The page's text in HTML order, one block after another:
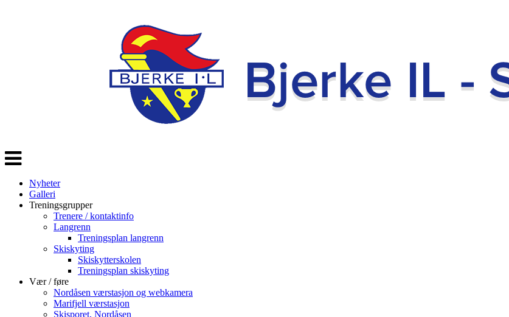
Veksle
navigasjon
Nyheter
Galleri
Treningsgrupper
Trenere / kontaktinfo
Langrenn
Treningsplan langrenn
Skiskyting
Skiskytterskolen
Treningsplan skiskyting
Vær / føre
Nordåsen værstasjon og webkamera
Marifjell værstasjon
Skisporet, Nordåsen